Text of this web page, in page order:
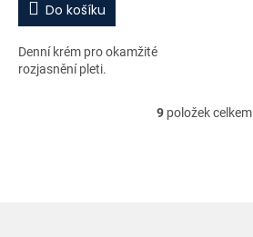
Do košíku
Denní krém pro okamžité
rozjasnění pleti.
O
9položek celkem